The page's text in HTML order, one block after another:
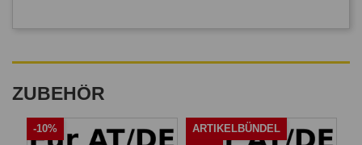
ZUBEHÖR
-10%
ARTIKELBÜNDEL